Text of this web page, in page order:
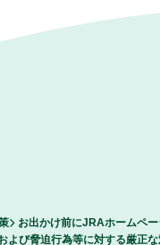
お出かけ前にJRAホームペ
よび脅迫行為等に対する厳正